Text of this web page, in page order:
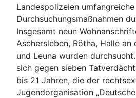
Landespolizeien umfangreiche
Durchsuchungsmaßnahmen
Insgesamt neun
Aschersleben, Rötha, Halle an
und Leuna wurden
sich gegen sieben
bis 21 Jahren, die der
Jugendorganisation